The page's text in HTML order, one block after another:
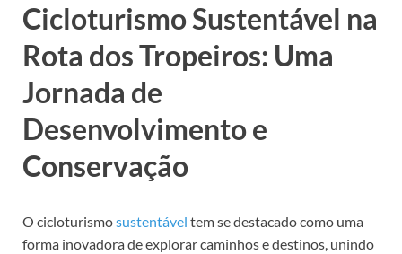
Cicloturismo Sustentável na
Rota dos Tropeiros: Uma
Jornada de
Desenvolvimento e
Conservação
O cicloturismosustentável tem se destacado como uma
forma inovadora de explorar caminhos e destinos, unindo